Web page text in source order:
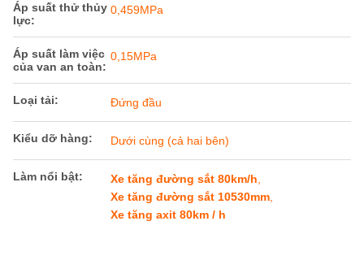
Áp suất thử thủy
lực:
0,459MPa
Áp suất làm việc
của van an toàn:
0,15MPa
Loại tải: Đứng đầu
Kiểu dỡ hàng: Dưới cùng (cả hai bên)
Làm nổi bật: Xe tăng đường sắt 80km/h
Xe tăng đường sắt 10530mm
Xe tăng axit 80km / h